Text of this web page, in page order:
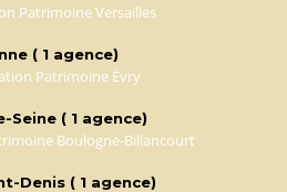
Patrimoine Versailles
( 1 agence)
Patrimoine Évry
Seine ( 1 agence)
Boulogne-Billancourt
Denis ( 1 agence)